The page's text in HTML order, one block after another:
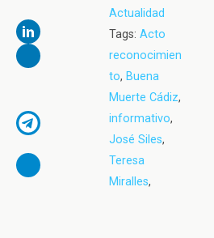
Actualidad
Tags: Acto
reconocimien
to, Buena
Muerte Cádiz,
informativo,
José Siles,
Teresa
Miralles,